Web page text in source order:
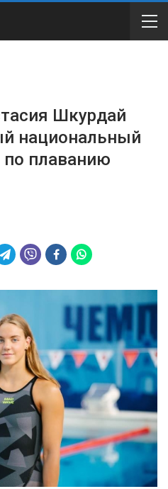
Шкурдай
национальный
по плаванию